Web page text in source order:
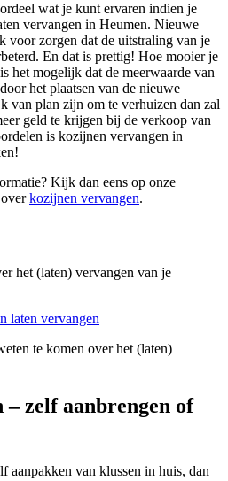
wat je kunt ervaren indien je
vervangen in Heumen. Nieuwe
voor zorgen dat de uitstraling van je
En dat is prettig! Hoe mooier je
het mogelijk dat de meerwaarde van
het plaatsen van de nieuwe
van plan zijn om te verhuizen dan zal
geld te krijgen bij de verkoop van
is kozijnen vervangen in
Kijk dan eens op onze
kozijnen vervangen.
het (laten) vervangen van je
laten vervangen
te komen over het (laten)
zelf aanbrengen of
aanpakken van klussen in huis, dan